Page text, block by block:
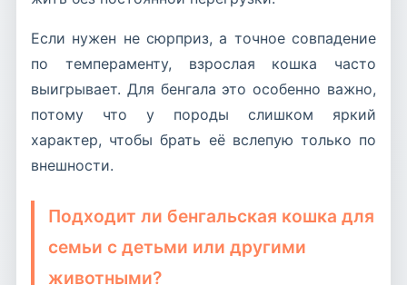
Если нужен не сюрприз, а точное совпадение
по темпераменту, взрослая кошка часто
выигрывает. Для бенгала это особенно важно,
потому что у породы слишком яркий
характер, чтобы брать её вслепую только по
внешности.
Подходит ли бенгальская кошка для
семьи с детьми или другими
животными?